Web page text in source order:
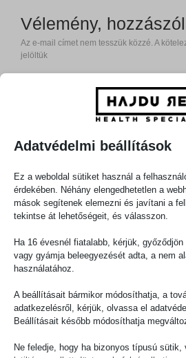
Vélemény,
Az e-mail címet nem tesszük közzé. A
jelöltük
Név*
E-mail cím*
Honlap
Adatvédelmi beállítások
Ez a weboldal sütiket használ a
érdekében. Néhány elengedhetetlen a
mások segítenek elemezni és javítani a
tekintse át lehetőségeit, és válasszon.
Ha 16 évesnél fiatalabb, kérjük,
vagy gyámja beleegyezését adta, a nem
használatához.
A beállításait bármikor módosíthatja, a
adatkezelésről, kérjük, olvassa el
Beállításait később módosíthatja
Ne feledje, hogy ha bizonyos típusú sütik,